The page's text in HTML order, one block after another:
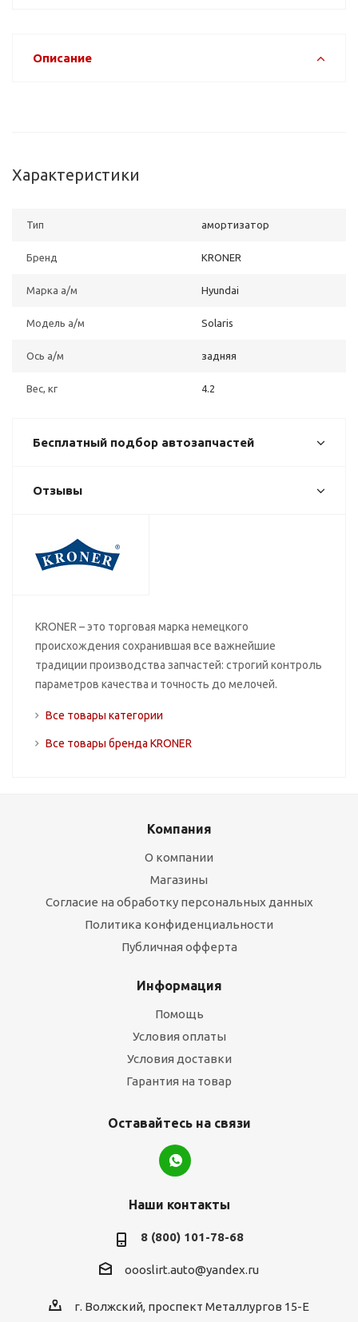
Описание
Характеристики
Тип амортизатор
Бренд KRONER
Марка а/м Hyundai
Модель а/м Solaris
Ось а/м задняя
Вес, кг 4.2
Бесплатный подбор автозапчастей
Отзывы
KRONER – это торговая марка немецкого
происхождения сохранившая все важнейшие
традиции производства запчастей: строгий контроль
параметров качества и точность до мелочей.
Все товары категории
Все товары бренда KRONER
Компания
О компании
Магазины
Согласие на обработку персональных данных
Политика конфиденциальности
Публичная офферта
Информация
Помощь
Условия оплаты
Условия доставки
Гарантия на товар
Оставайтесь на связи
Наши контакты
8 (800) 101-78-68
oooslirt.auto@yandex.ru
г. Волжский, проспект Металлургов 15-Е